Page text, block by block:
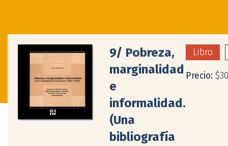
9/ Pobreza,
marginalidad
e
informalidad.
(Una
bibliografía
Libro
Precio: $30